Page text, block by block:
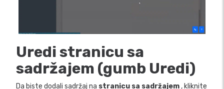
Uredi stranicu sa
sadržajem (gumb Uredi)
Da biste dodali sadržaj na stranicu sa sadržajem , kliknite